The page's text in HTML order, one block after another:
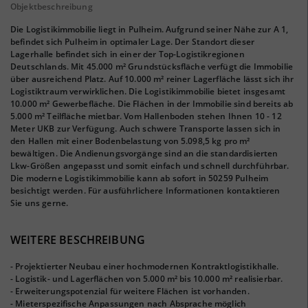
Objektbeschreibung
Die Logistikimmobilie liegt in Pulheim. Aufgrund seiner Nähe zur A 1,
befindet sich Pulheim in optimaler Lage. Der Standort dieser
Lagerhalle befindet sich in einer der Top-Logistikregionen
Deutschlands. Mit 45.000 m² Grundstücksfläche verfügt die Immobilie
über ausreichend Platz. Auf 10.000 m² reiner Lagerfläche lässt sich ihr
Logistiktraum verwirklichen. Die Logistikimmobilie bietet insgesamt
10.000 m² Gewerbefläche. Die Flächen in der Immobilie sind bereits ab
5.000 m² Teilfläche mietbar. Vom Hallenboden stehen Ihnen 10 - 12
Meter UKB zur Verfügung. Auch schwere Transporte lassen sich in
den Hallen mit einer Bodenbelastung von 5.098,5 kg pro m²
bewältigen. Die Andienungsvorgänge sind an die standardisierten
Lkw-Größen angepasst und somit einfach und schnell durchführbar.
Die moderne Logistikimmobilie kann ab sofort in 50259 Pulheim
besichtigt werden. Für ausführlichere Informationen kontaktieren
Sie uns gerne.
WEITERE BESCHREIBUNG
- Projektierter Neubau einer hochmodernen Kontraktlogistikhalle.
- Logistik- und Lagerflächen von 5.000 m² bis 10.000 m² realisierbar.
- Erweiterungspotenzial für weitere Flächen ist vorhanden.
- Mieterspezifische Anpassungen nach Absprache möglich